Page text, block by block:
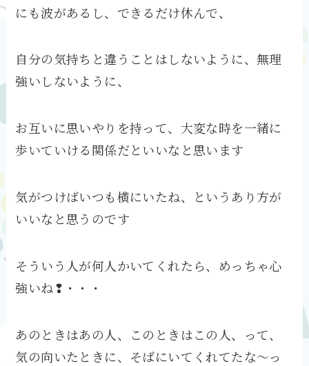
にも波があるし、できるだけ休んで、
自分の気持ちと違うことはしないように、無理
強いしないように、
お互いに思いやりを持って、大変な時を一緒に
歩いていける関係だといいなと思います
気がつけばいつも横にいたね、というあり方が
いいなと思うのです
そういう人が何人かいてくれたら、めっちゃ心
強いね❢・・・
あのときはあの人、このときはこの人、って、
気の向いたときに、そばにいてくれてたな～っ